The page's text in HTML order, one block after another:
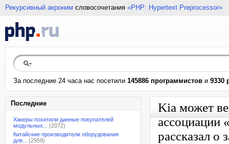
Рекурсивный акроним словосочетания «PHP: Hypertext Preprocessor»
За последние 24 часа нас посетили 145886 программистов и 9330
Последние
Хакеры похитили данные покупателей
модульных...
(2072)
Китайские производители оборудования
для...
(2959)
Kia может
ассоциации
рассказал о